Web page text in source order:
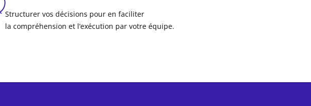
Structurer vos décisions pour en faciliter
la compréhension et l’exécution par votre équipe.